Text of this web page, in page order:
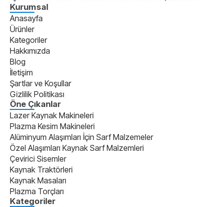
Kurumsal
Anasayfa
Ürünler
Kategoriler
Hakkımızda
Blog
İletişim
Şartlar ve Koşullar
Gizlilik Politikası
Öne Çıkanlar
Lazer Kaynak Makineleri
Plazma Kesim Makineleri
Alüminyum Alaşımları İçin Sarf Malzemeler
Özel Alaşımları Kaynak Sarf Malzemleri
Çevirici Sisemler
Kaynak Traktörleri
Kaynak Masaları
Plazma Torçları
Kategoriler